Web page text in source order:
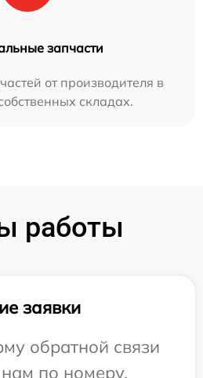
запчасти
от производителя в
складах.
работы
заявки
обратной связи
по номеру,